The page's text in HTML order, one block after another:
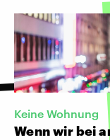
Keine Wohnung
Wenn wir bei